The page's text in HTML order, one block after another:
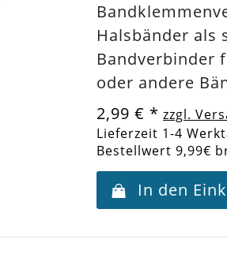
Halsbänder als
Bandverbinder
oder andere
2,99 € * zzgl.
Lieferzeit 1-4
Bestellwert 9,99€
In den